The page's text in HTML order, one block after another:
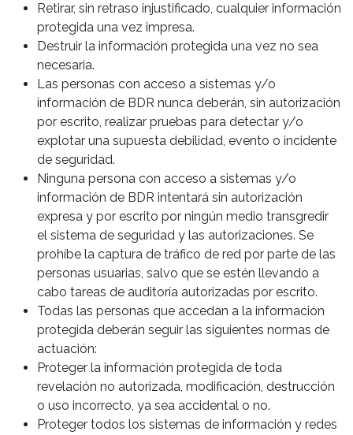
Retirar, sin retraso injustificado, cualquier información
protegida una vez impresa.
Destruir la información protegida una vez no sea
necesaria.
Las personas con acceso a sistemas y/o
información de BDR nunca deberán, sin autorización
por escrito, realizar pruebas para detectar y/o
explotar una supuesta debilidad, evento o incidente
de seguridad.
Ninguna persona con acceso a sistemas y/o
información de BDR intentará sin autorización
expresa y por escrito por ningún medio transgredir
el sistema de seguridad y las autorizaciones. Se
prohíbe la captura de tráfico de red por parte de las
personas usuarias, salvo que se estén llevando a
cabo tareas de auditoría autorizadas por escrito.
Todas las personas que accedan a la información
protegida deberán seguir las siguientes normas de
actuación:
Proteger la información protegida de toda
revelación no autorizada, modificación, destrucción
o uso incorrecto, ya sea accidental o no.
Proteger todos los sistemas de información y redes